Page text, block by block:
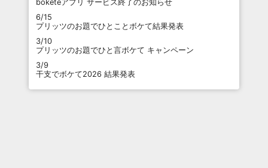
boketeアプリ サービス終了のお知らせ
6/15
プリッツのお題でひとことボケて結果発表
3/10
プリッツのお題でひと言ボケて キャンペーン
3/9
干支でボケて2026 結果発表